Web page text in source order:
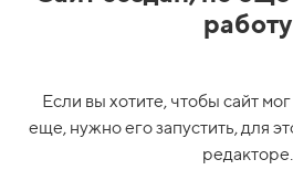
работу
Если вы хотите, чтобы сайт
еще, нужно его запустить, для
редакторе.